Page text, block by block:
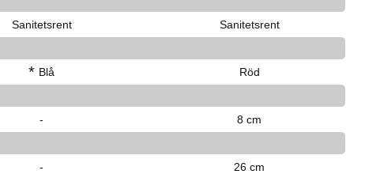
Sanitetsrent Sanitetsrent
* Blå Röd
- 8 cm
- 26 cm